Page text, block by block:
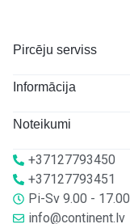
Pircēju serviss
Informācija
Noteikumi
+37127793450
+37127793451
Pi-Sv 9.00 - 17.00
info@continent.lv